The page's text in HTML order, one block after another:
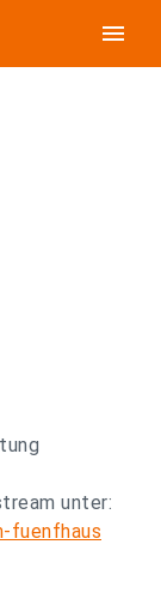
menu
unter:
fuenfhaus